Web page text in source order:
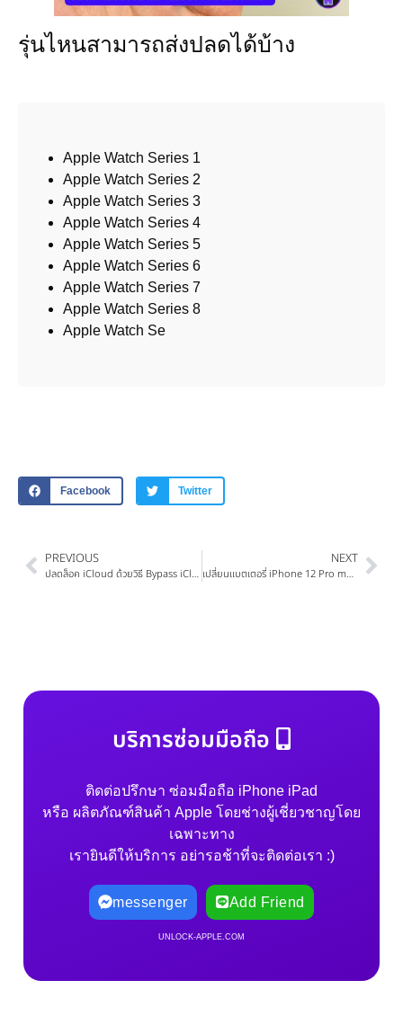
รุ่นไหนสามารถส่งปลดได้บ้าง
Apple Watch Series 1
Apple Watch Series 2
Apple Watch Series 3
Apple Watch Series 4
Apple Watch Series 5
Apple Watch Series 6
Apple Watch Series 7
Apple Watch Series 8
Apple Watch Se
Facebook Twitter
PREVIOUS
ปลดล็อค iCloud ด้วยวิธี Bypass iCloud บน iPad Pro 12.9 iOS16 ล่าสุด
NEXT
เปลี่ยนแบตเตอรี่ iPhone 12 Pro max โชว์สุขภาพแบต 100% ปี 2024
บริการซ่อมมือถือ
ติดต่อปรึกษา ซ่อมมือถือ iPhone iPad
หรือ ผลิตภัณฑ์สินค้า Apple โดยช่างผู้เชี่ยวชาญโดย
เฉพาะทาง
เรายินดีให้บริการ อย่ารอช้าที่จะติดต่อเรา :)
messenger Add Friend
UNLOCK-APPLE.COM